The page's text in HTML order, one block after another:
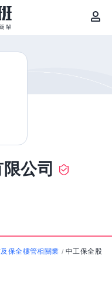
公司
保全樓管相關業 / 中工保全股